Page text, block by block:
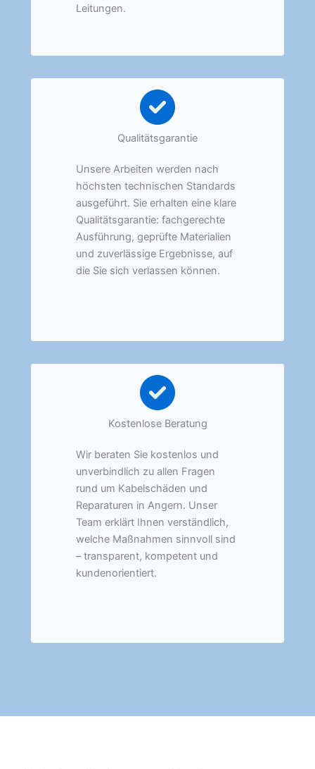
Leitungen.
Qualitätsgarantie
Unsere Arbeiten werden nach
höchsten technischen Standards
ausgeführt. Sie erhalten eine klare
Qualitätsgarantie: fachgerechte
Ausführung, geprüfte Materialien
und zuverlässige Ergebnisse, auf
die Sie sich verlassen können.
Kostenlose Beratung
Wir beraten Sie kostenlos und
unverbindlich zu allen Fragen
rund um Kabelschäden und
Reparaturen in Angern. Unser
Team erklärt Ihnen verständlich,
welche Maßnahmen sinnvoll sind
– transparent, kompetent und
kundenorientiert.